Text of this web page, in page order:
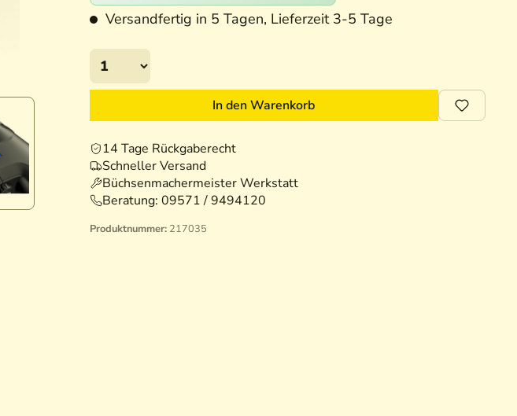
Versandfertig in 5 Tagen, Lieferzeit 3-5 Tage
In den Warenkorb
14 Tage Rückgaberecht
Schneller Versand
Büchsenmachermeister Werkstatt
Beratung: 09571 / 9494120
Produktnummer: 217035